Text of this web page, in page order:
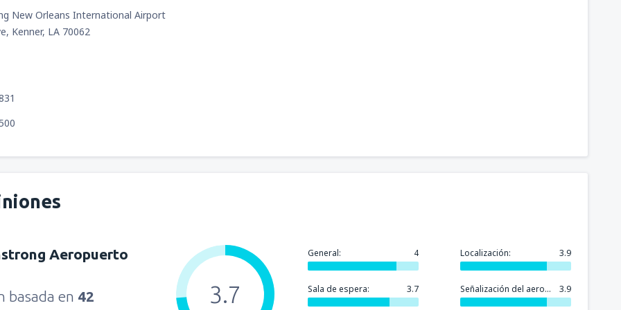
New Orleans International Airport
Kenner, LA 70062
Aeropuerto
basada en 42
General: 4 Localización: 3.9
Sala de espera: 3.7 Señalización del aeropuerto: 3.9
3.7